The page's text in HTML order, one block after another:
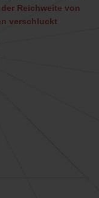
Reichweite von
verschluckt